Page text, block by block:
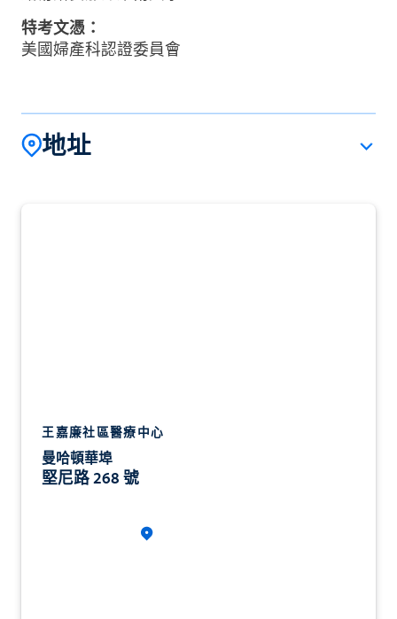
特考文憑：
美國婦產科認證委員會
地址
王嘉廉社區醫療中心
曼哈頓華埠
堅尼路 268 號